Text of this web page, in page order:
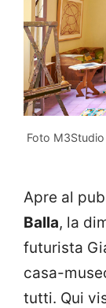
Foto
Apre al
Balla, la
futurista
casa-
tutti. Qui